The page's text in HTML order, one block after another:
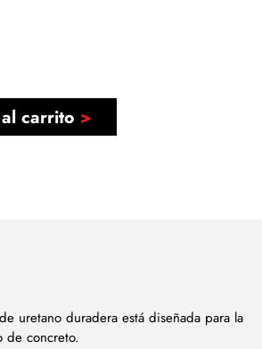
carrito
uretano duradera está diseñada para la
de concreto.